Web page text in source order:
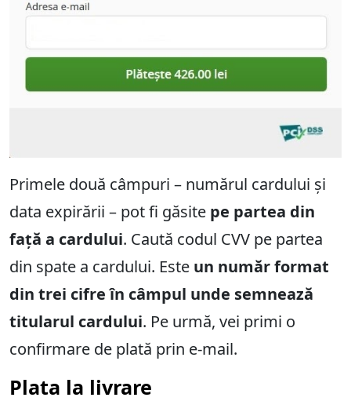
Primele două câmpuri – numărul cardului și
data expirării – pot fi găsite pe partea din
față a cardului. Caută codul CVV pe partea
din spate a cardului. Este un număr format
din trei cifre în câmpul unde semnează
titularul cardului. Pe urmă, vei primi o
confirmare de plată prin e-mail.
Plata la livrare